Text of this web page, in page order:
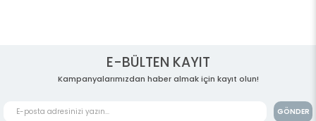
E-BÜLTEN KAYIT
Kampanyalarımızdan haber almak için kayıt olun!
GÖNDER